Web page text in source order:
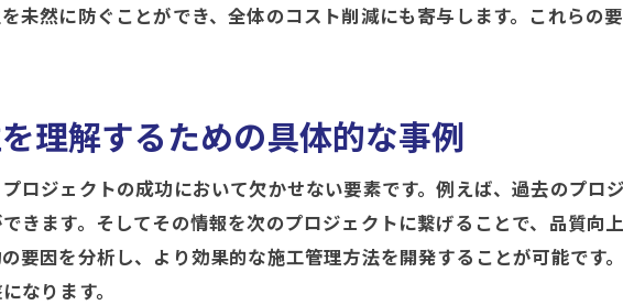
履歴管理の導入事例から学ぶ施工管理の効果
施工現場における履歴管理の具体的な事例紹介
履歴管理で改善したプロジェクトの実例
導入事例が示す履歴管理のメリット
履歴管理によるプロジェクト成功のカギ
未然に防ぐことができ、全体のコスト削減にも寄与します。これらの
理解するための具体的な事例
ロジェクトの成功において欠かせない要素です。例えば、過去のプロ
きます。そしてその情報を次のプロジェクトに繋げることで、品質向
要因を分析し、より効果的な施工管理方法を開発することが可能です
なります。